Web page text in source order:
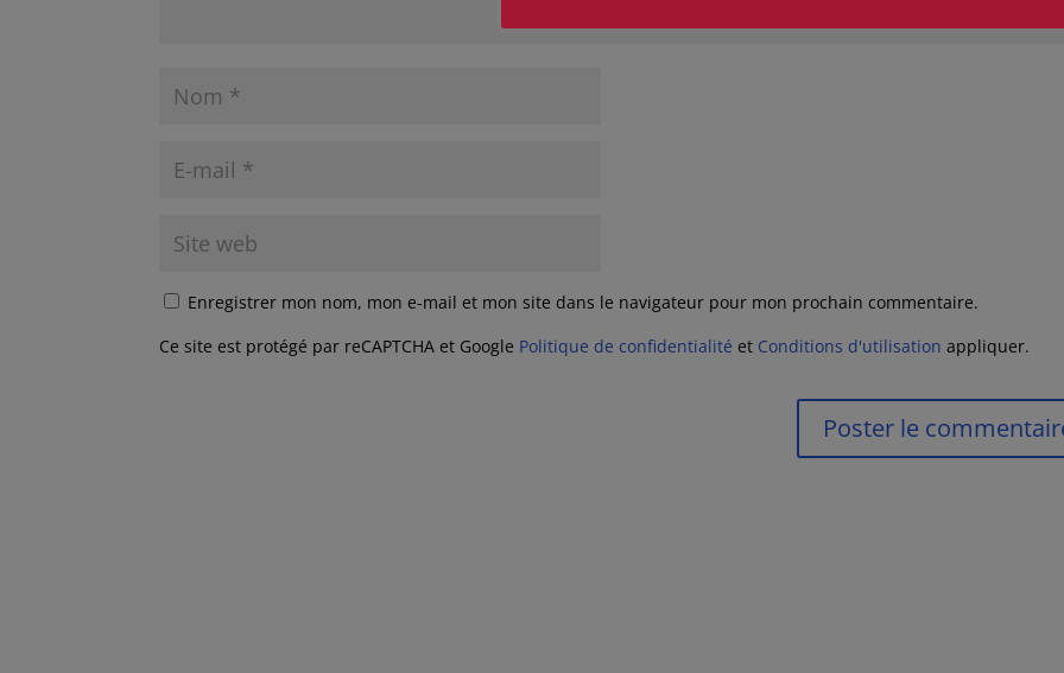
Enregistrer mon nom, mon e-mail et mon site dans le navigateur pour mon prochain commentaire.
Ce site est protégé par reCAPTCHA et Google Politique de confidentialité et Conditions d'utilisation appliquer.